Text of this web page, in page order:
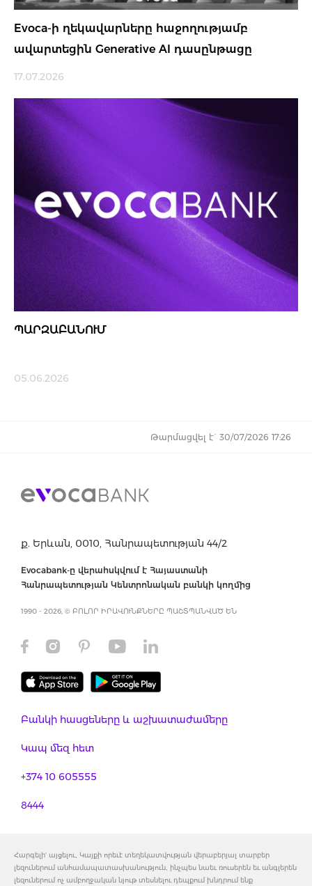
Evoca-ի ղեկավարները հաջողությամբ
ավարտեցին Generative AI դասընթացը
17.07.2026
ՊԱՐԶԱԲԱՆՈՒՄ
05.06.2026
Թարմացվել է` 30/07/2026 17:26
ք. Երևան, 0010, Հանրապետության 44/2
Evocabank-ը վերահսկվում է Հայաստանի
Հանրապետության Կենտրոնական բանկի կողմից
1990 - 2026, © ԲՈԼՈՐ ԻՐԱՎՈՒՆՔՆԵՐԸ ՊԱՇՏՊԱՆՎԱԾ ԵՆ
Բանկի հասցեները և աշխատաժամերը
Կապ մեզ հետ
+374 10 605555
8444
Հարգելի' այցելու, Կայքի որեւէ տեղեկատվության վերաբերյալ տարբեր
լեզուներում անհամապատասխանություն, ինչպես նաեւ ռուսերեն եւ անգլերեն
լեզուներում ոչ ամբողջական նյութ տեսնելու դեպքում խնդրում ենք